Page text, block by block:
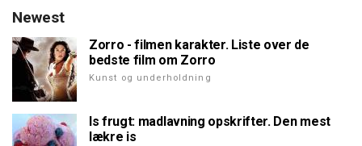
Newest
Zorro - filmen karakter. Liste over de
bedste film om Zorro
Kunst og underholdning
Is frugt: madlavning opskrifter. Den mest
lækre is